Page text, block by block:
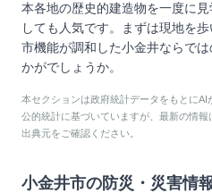
本各地の歴史的建造物を一度に
しても人気です。まずは現地を
市機能が調和した小金井ならで
かがでしょうか。
本セクションは政府統計データをもとに
公的統計に基づいていますが、最新の情
出典元をご確認ください。
小金井市の防災・災害情